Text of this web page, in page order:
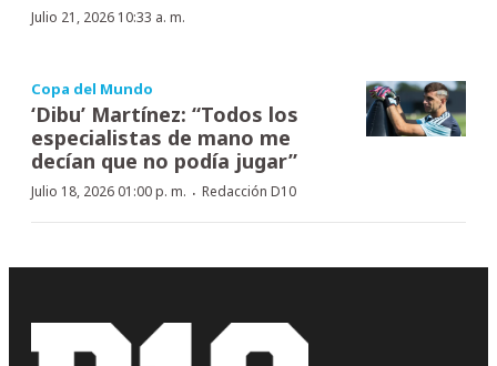
Julio 21, 2026 10:33 a. m.
Copa del Mundo
‘Dibu’ Martínez: “Todos los
especialistas de mano me
decían que no podía jugar”
Julio 18, 2026 01:00 p. m. · Redacción D10